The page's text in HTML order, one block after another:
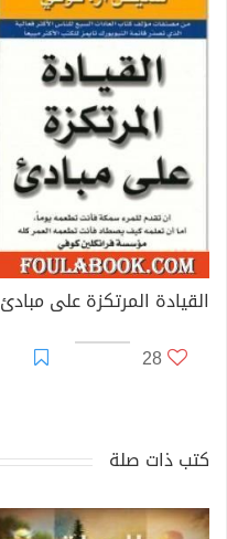
القيادة المرتكزة على مبادئ
28
كتب ذات صلة